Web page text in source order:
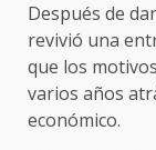
Después de
revivió una
que los
varios años
económico.